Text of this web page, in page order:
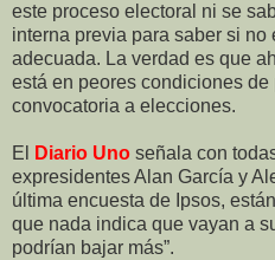
este proceso electoral ni se
interna previa para saber si no
adecuada. La verdad es que
está en peores condiciones
convocatoria a elecciones.
El Diario Uno señala con
expresidentes Alan García y
última encuesta de Ipsos,
que nada indica que vayan a
podrían bajar más”.